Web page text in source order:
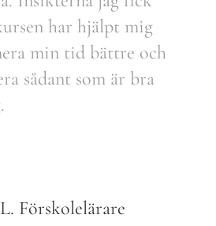
har hjälpt mig
min tid bättre och
sådant som är bra
Förskolelärare